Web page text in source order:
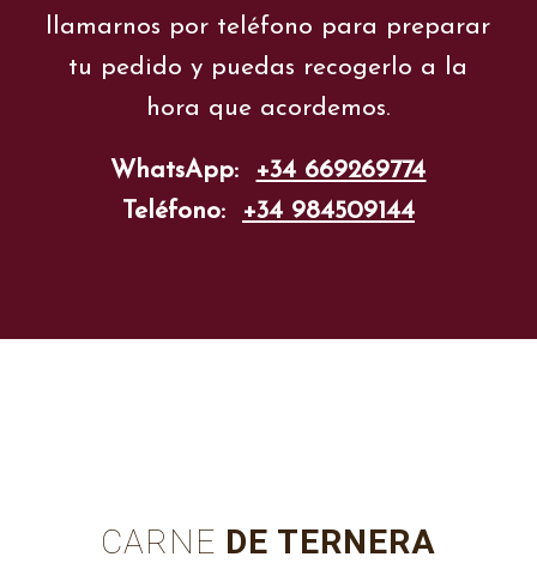
llamarnos por teléfono para preparar
tu pedido y puedas recogerlo a la
hora que acordemos.
WhatsApp: +34 669269774
Teléfono: +34 984509144
CARNE DE TERNERA